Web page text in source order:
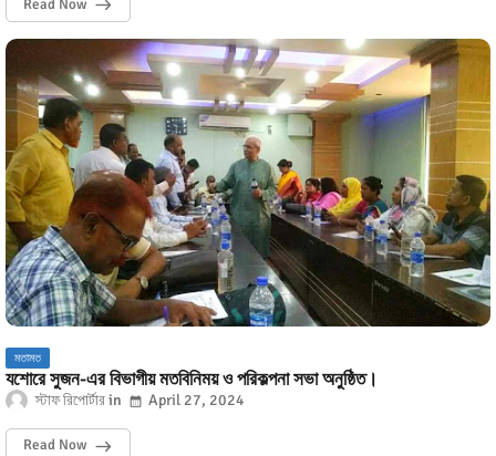
Read Now
মতামত
যশোরে সুজন-এর বিভাগীয় মতবিনিময় ও পরিকল্পনা সভা অনুষ্ঠিত।
স্টাফ রিপোর্টার April 27, 2024
Read Now